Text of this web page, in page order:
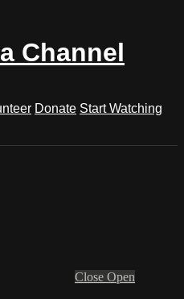
Channel
Donate Start Watching
Close Open